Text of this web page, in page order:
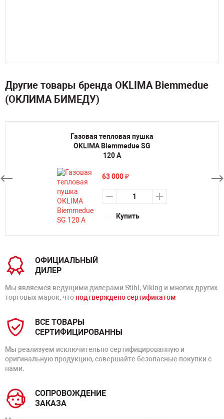
Другие товары бренда OKLIMA Biemmedue
(ОКЛИМА БИМЕДУ)
Газовая тепловая пушка
OKLIMA Biemmedue SG
120 A
63 000₽
Купить
ОФИЦИАЛЬНЫЙ
ДИЛЕР
Мы являемся ведущими дилерами Stihl, Viking и многих других
торговых марок, что подтверждено сертификатом
ВСЕ ТОВАРЫ
СЕРТИФИЦИРОВАННЫ
Мы реализуем исключительно сертифицированную и
оригинальную продукцию, совершайте безопасные покупки с
нами.
СОПРОВОЖДЕНИЕ
ЗАКАЗА